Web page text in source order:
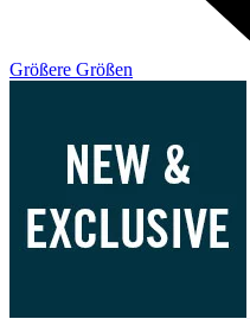
Größere Größen